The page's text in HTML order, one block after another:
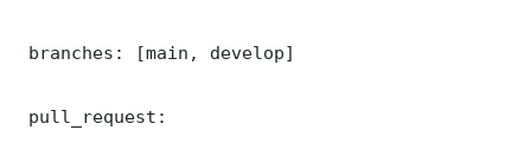
branches: [main, develop]
pull_request: